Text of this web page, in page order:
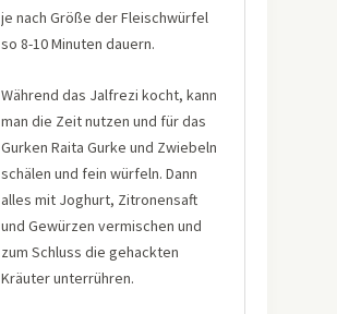
je nach Größe der Fleischwürfel
so 8-10 Minuten dauern.
Während das Jalfrezi kocht, kann
man die Zeit nutzen und für das
Gurken Raita Gurke und Zwiebeln
schälen und fein würfeln. Dann
alles mit Joghurt, Zitronensaft
und Gewürzen vermischen und
zum Schluss die gehackten
Kräuter unterrühren.